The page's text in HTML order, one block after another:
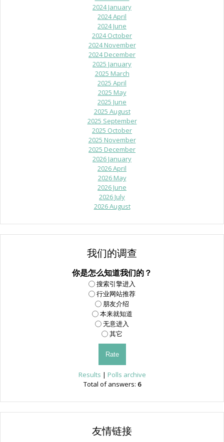
2024 January
2024 April
2024 June
2024 October
2024 November
2024 December
2025 January
2025 March
2025 April
2025 May
2025 June
2025 August
2025 September
2025 October
2025 November
2025 December
2026 January
2026 April
2026 May
2026 June
2026 July
2026 August
我们的调查
你是怎么知道我们的？
搜索引擎进入
行业网站推荐
朋友介绍
本来就知道
无意进入
其它
Results | Polls archive
Total of answers: 6
友情链接